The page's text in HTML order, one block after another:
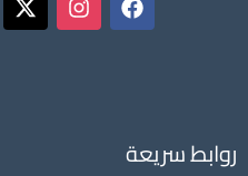
روابط سريعة